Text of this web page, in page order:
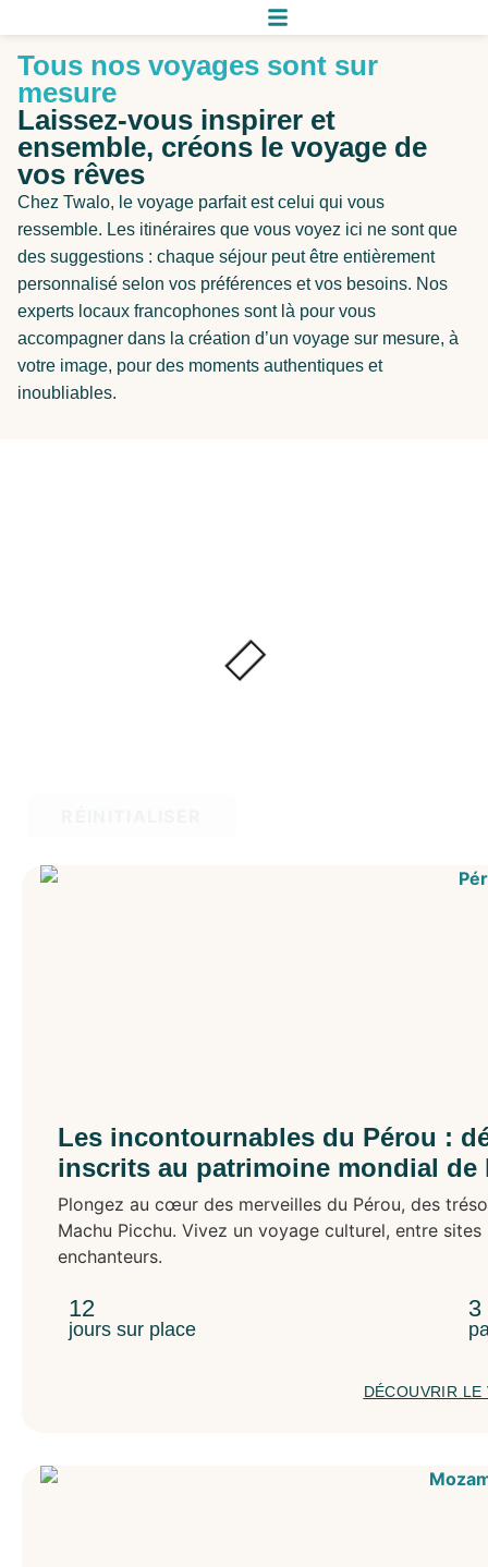
Tous nos voyages sont sur
mesure
Laissez-vous inspirer et
ensemble, créons le voyage de
vos rêves
Chez Twalo, le voyage parfait est celui qui vous
ressemble. Les itinéraires que vous voyez ici ne sont que
des suggestions : chaque séjour peut être entièrement
personnalisé selon vos préférences et vos besoins. Nos
experts locaux francophones sont là pour vous
accompagner dans la création d’un voyage sur mesure, à
votre image, pour des moments authentiques et
inoubliables.
Les incontournables du Pérou :
inscrits au patrimoine mondial de
Plongez au cœur des merveilles du Pérou, des
Machu Picchu. Vivez un voyage culturel, entre
enchanteurs.
12
jours sur place
DÉCOUVRIR LE